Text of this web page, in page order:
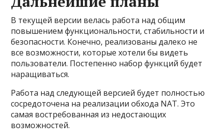
В текущей версии велась работа над общим
повышением функциональности, стабильности и
безопасности. Конечно, реализованы далеко не
все возможности, которые хотели бы видеть
пользователи. Постепенно набор функций будет
наращиваться.
Работа над следующей версией будет полностью
сосредоточена на реализации обхода NAT. Это
самая востребованная из недостающих
возможностей.